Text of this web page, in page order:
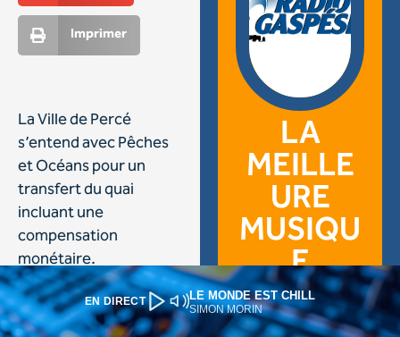
EN DIRECT LE MONDE EST CHILL
SIMON MORIN